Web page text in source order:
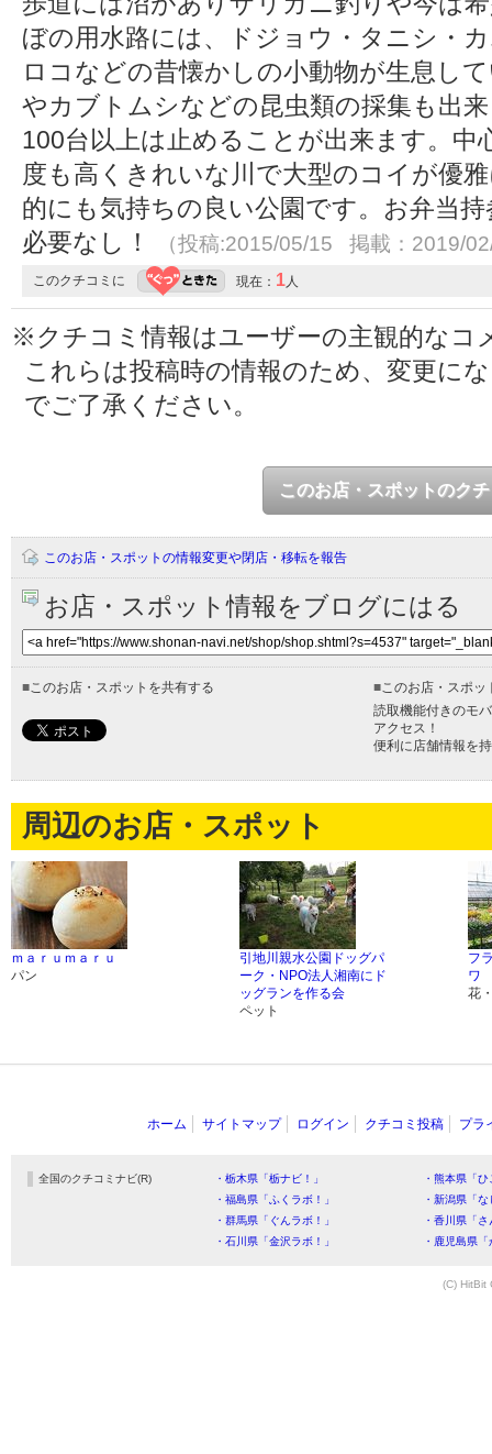
ぼの用水路には、ドジョウ・タニシ・
ロコなどの昔懐かしの小動物が生息し
やカブトムシなどの昆虫類の採集も出
100台以上は止めることが出来ます。中
度も高くきれいな川で大型のコイが優
的にも気持ちの良い公園です。お弁当
必要なし！
（投稿:2015/05/15 掲載：2019/
このクチコミに 現在： 1人
※クチコミ情報はユーザーの主観的なコ
これらは投稿時の情報のため、変更に
でご了承ください。
このお店・スポットのク
このお店・スポットの情報変更や閉店・移転を報告
お店・スポット情報をブログにはる
■このお店・スポットを共有する ■このお店・スポッ
読取機能付きのモ
アクセス！
便利に店舗情報を
周辺のお店・スポット
ｍａｒｕｍａｒｕ
パン
引地川親水公園ドッグパ
ーク・NPO法人湘南にド
ッグランを作る会
ペット
フ
ワ
花
ホーム サイトマップ ログイン クチコミ投稿 プラ
全国のクチコミナビ(R) ・栃木県「栃ナビ！」
・熊本県「
・福島県「ふくラボ！」
・新潟県「
・群馬県「ぐんラボ！」
・香川県「
・石川県「金沢ラボ！」
・鹿児島県
(C) HitBit